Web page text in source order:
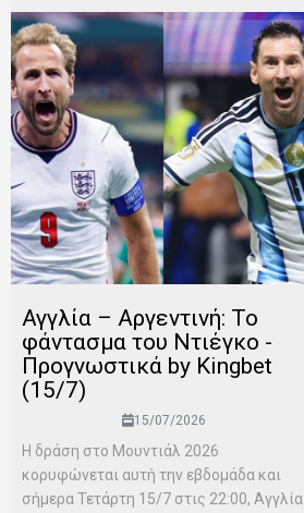
Αγγλία – Αργεντινή: Το
φάντασμα του Ντιέγκο -
Προγνωστικά by Kingbet
(15/7)
15/07/2026
Η δράση στο Μουντιάλ 2026
κορυφώνεται αυτή την εβδομάδα και
σήμερα Τετάρτη 15/7 στις 22:00, Αγγλία